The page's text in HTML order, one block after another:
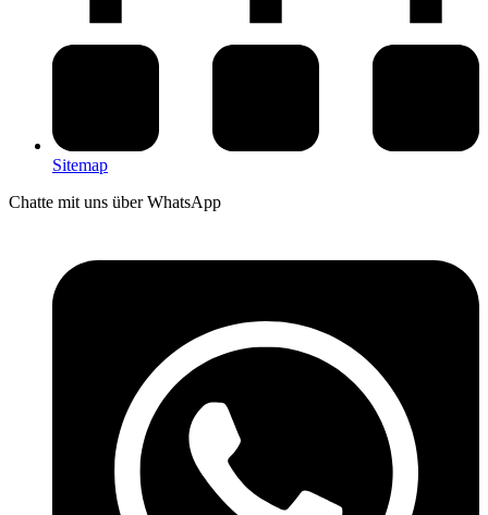
Sitemap
Chatte mit uns über WhatsApp